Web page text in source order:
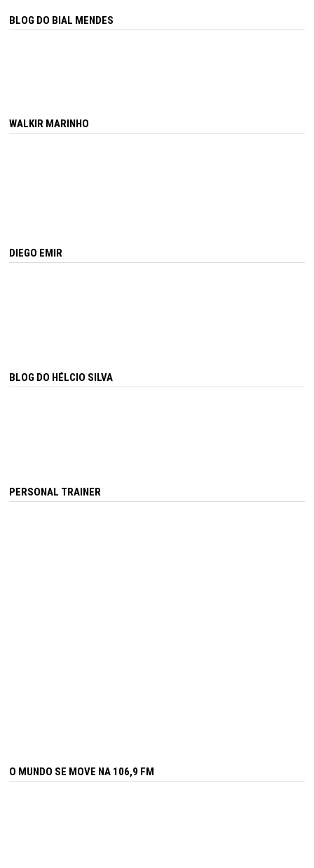
BLOG DO BIAL MENDES
WALKIR MARINHO
DIEGO EMIR
BLOG DO HÉLCIO SILVA
PERSONAL TRAINER
O MUNDO SE MOVE NA 106,9 FM